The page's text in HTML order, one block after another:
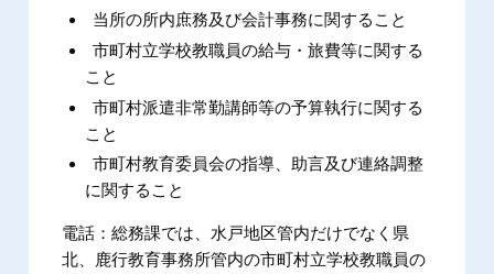
当所の所内庶務及び会計事務に関すること
市町村立学校教職員の給与・旅費等に関する
こと
市町村派遣非常勤講師等の予算執行に関する
こと
市町村教育委員会の指導、助言及び連絡調整
に関すること
総務課では、水戸地区管内だけでなく県
北、鹿行教育事務所管内の市町村立学校教職員の